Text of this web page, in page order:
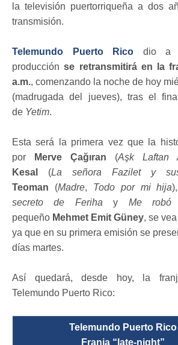
la televisión puertorriqueña a dos
transmisión.
Telemundo Puerto Rico dio a
producciónse retransmitirá en la
a.m., comenzando la noche de hoy
(madrugada del jueves), tras el
de Yetim.
Esta será la primera vez que la
por
Merve Çağıran (Aşk Laftan
Kesal
(La señora Fazilet y
Teoman (Madre, Todo por mi hija
secreto de Feriha y Me
pequeño Mehmet Emit Güney, se
ya que en su primera emisión se
días martes.
Así quedará, desde hoy, la
Telemundo Puerto Rico:
Telemundo Puerto Rico
Franja “late-night”